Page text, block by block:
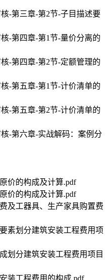
-第三章-第2节-子目描述要
-第四章-第1节-量价分离的
-第四章-第2节-定额管理的
-第五章-第1节-计价清单的
-第五章-第2节-计价清单的
-第六章-实战解码：案例分
价的构成及计算.pdf
价的构成及计算.pdf
及工器具、生产家具购置费
素划分建筑安装工程费用项
划分建筑安装工程费用项目